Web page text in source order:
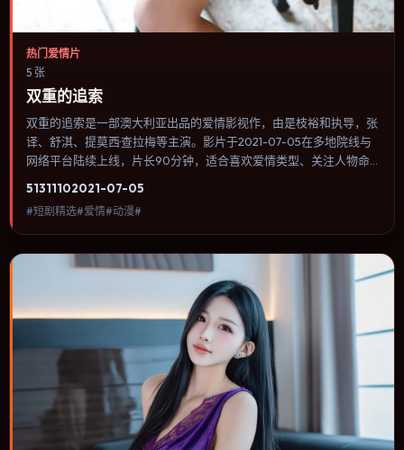
热门爱情片
5 张
双重的追索
双重的追索是一部澳大利亚出品的爱情影视作，由是枝裕和执导，张
译、舒淇、提莫西·查拉梅等主演。影片于2021-07-05在多地院线与
网络平台陆续上线，片长90分钟，适合喜欢爱情类型、关注人物命
束方式偏现实主义而非英雄主义。内容聚焦人物选择与情节推进，节
奏与视听语言统一，可作为休闲观影或类型片补片的选择。
51311102021-07-05
#短剧精选#爱情#动漫#